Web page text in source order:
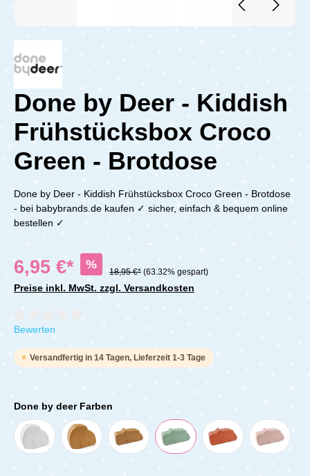
Done by Deer - Kiddish
Frühstücksbox Croco
Green - Brotdose
Done by Deer - Kiddish Frühstücksbox Croco Green - Brotdose
- bei babybrands.de kaufen ✓ sicher, einfach & bequem online
bestellen ✓
6,95 €* %
18,95 €* (63.32% gespart)
Preise inkl. MwSt. zzgl. Versandkosten
Durchschnittliche Bewertung von 0 von 5 Sternen
Bewerten
Versandfertig in 14 Tagen, Lieferzeit 1-3 Tage
Done by deer Farben